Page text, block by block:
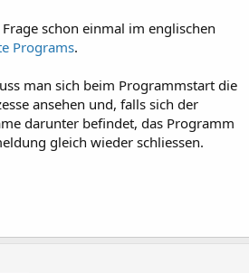
schon einmal im englischen
Programs.
man sich beim Programmstart die
ansehen und, falls sich der
darunter befindet, das Programm
gleich wieder schliessen.